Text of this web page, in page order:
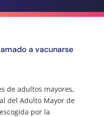
a vacunarse
de adultos mayores,
del Adulto Mayor de
por la